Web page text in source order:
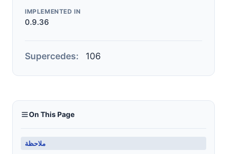
IMPLEMENTED IN
0.9.36
Supercedes: 106
On This Page
ملاحظة